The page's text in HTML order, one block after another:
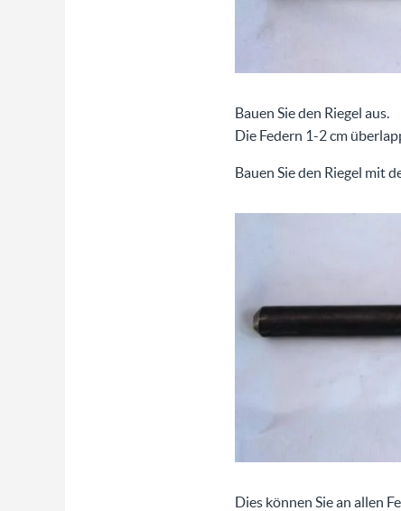
Bauen Sie den Riegel aus.
Die Federn 1-2 cm
Bauen Sie den Riegel mit
Dies können Sie an allen